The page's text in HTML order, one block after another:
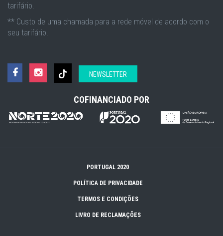
tarifário.
** Custo de uma chamada para a rede móvel de acordo com o
seu tarifário.
NEWSLETTER
COFINANCIADO POR
PORTUGAL 2020
POLÍTICA DE PRIVACIDADE
TERMOS E CONDIÇÕES
LIVRO DE RECLAMAÇÕES